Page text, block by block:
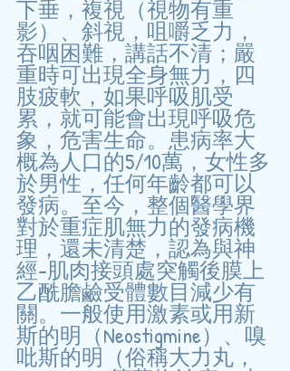
下垂，複視（視物有重
影）、斜視，咀嚼乏力，
吞咽困難，講話不清；嚴
重時可出現全身無力，四
肢疲軟，如果呼吸肌受
累，就可能會出現呼吸危
象，危害生命。患病率大
概為人口的5/10萬，女性多
於男性，任何年齡都可以
發病。至今，整個醫學界
對於重症肌無力的發病機
理，還未清楚，認為與神
經-肌肉接頭處突觸後膜上
乙酰膽鹼受體數目減少有
關。一般使用激素或用新
斯的明（Neostigmine）、嗅
吡斯的明（俗稱大力丸，